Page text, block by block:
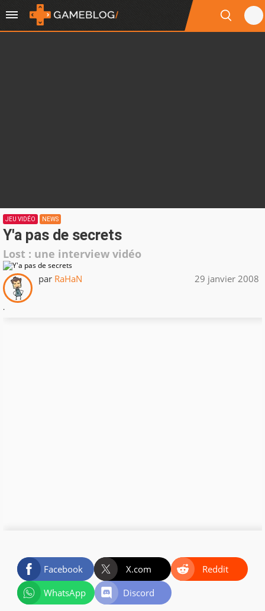
JEU VIDÉO NEWS
Y'a pas de secrets
Lost : une interview vidéo
par RaHaN 29 janvier 2008
.
Facebook X.com
Reddit
WhatsApp
Discord